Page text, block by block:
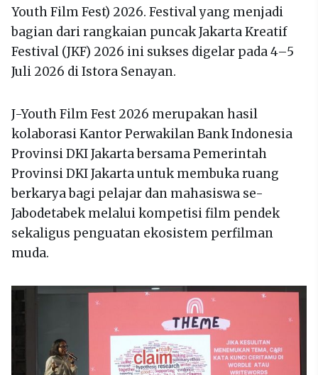
Youth Film Fest) 2026. Festival yang menjadi
bagian dari rangkaian puncak Jakarta Kreatif
Festival (JKF) 2026 ini sukses digelar pada 4–5
Juli 2026 di Istora Senayan.
J-Youth Film Fest 2026 merupakan hasil
kolaborasi Kantor Perwakilan Bank Indonesia
Provinsi DKI Jakarta bersama Pemerintah
Provinsi DKI Jakarta untuk membuka ruang
berkarya bagi pelajar dan mahasiswa se-
Jabodetabek melalui kompetisi film pendek
sekaligus penguatan ekosistem perfilman
muda.